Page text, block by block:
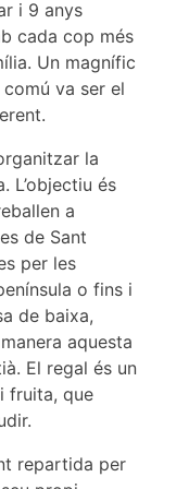
i 9 anys
cada cop més
Un magnífic
va ser el
la
L’objectiu és
a
de Sant
per les
o fins i
de baixa,
aquesta
El regal és un
fruita, que
repartida per